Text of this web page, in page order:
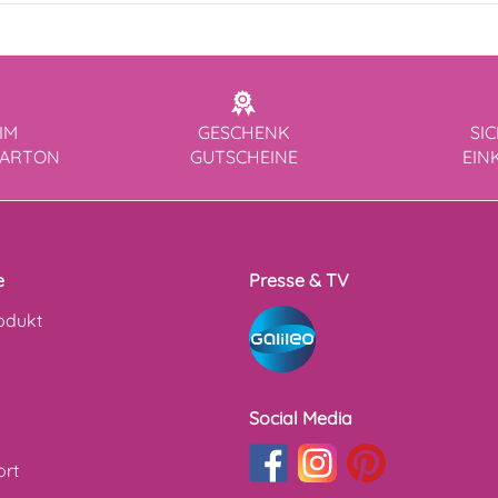
GESCHENK
GUTSCHEINE
Presse & TV
Social Media